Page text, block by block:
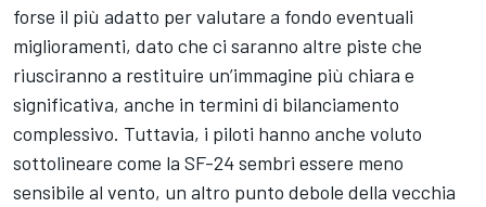
forse il più adatto per valutare a fondo eventuali
miglioramenti, dato che ci saranno altre piste che
riusciranno a restituire un’immagine più chiara e
significativa, anche in termini di bilanciamento
complessivo. Tuttavia, i piloti hanno anche voluto
sottolineare come la SF-24 sembri essere meno
sensibile al vento, un altro punto debole della vecchia